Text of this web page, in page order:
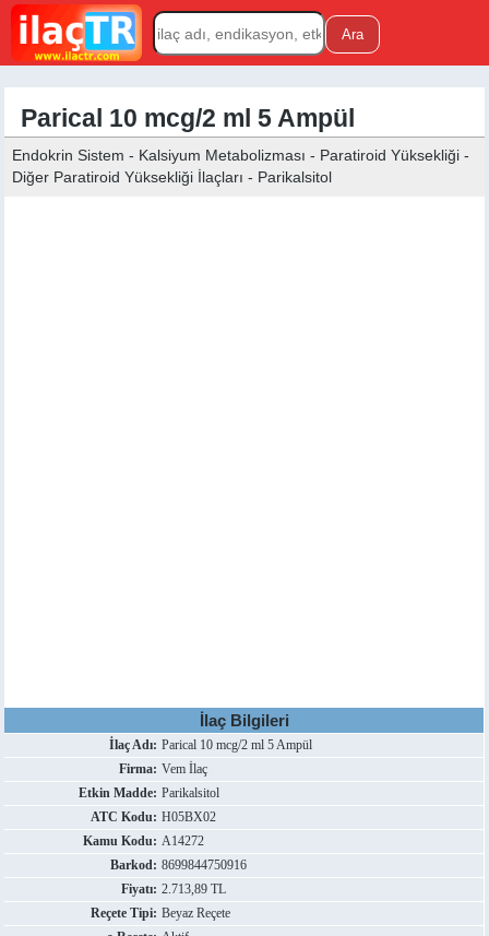
Parical 10 mcg/2 ml 5 Ampül
Endokrin Sistem - Kalsiyum Metabolizması - Paratiroid Yüksekliği -
Diğer Paratiroid Yüksekliği İlaçları - Parikalsitol
İlaç Bilgileri
İlaç Adı: Parical 10 mcg/2 ml 5 Ampül
Firma: Vem İlaç
Etkin Madde: Parikalsitol
ATC Kodu: H05BX02
Kamu Kodu: A14272
Barkod: 8699844750916
Fiyatı: 2.713,89 TL
Reçete Tipi: Beyaz Reçete